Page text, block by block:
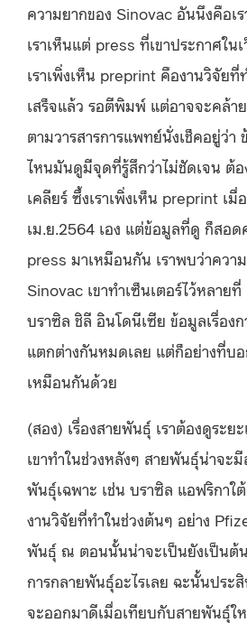
ความยากของ Sinovac อันนึงคือเ
เราเห็นแต่ press ที่เขาประกาศใน
เราเพิ่งเห็น preprint คืองานวิจัย
เสร็จแล้ว รอตีพิมพ์ แต่อาจจะคล้า
ตามวารสารการแพทย์นั่งเช็คอยู่ว่า
ไหนมันดูมีจุดที่รู้สึกว่าไม่ชัดเจน ต้อ
เคลียร์ ซึ้งเราเพิ่งเห็น preprint เ
เม.ย.2564 เอง แต่ข้อมูลที่ดู ก็สอด
press มาเหมือนกัน เราพบว่าควา
Sinovac เขาทำเซ็นเตอร์ไว้หลาย
บราซิล ชิลี อินโดนีเซีย ข้อมูลเรื่อง
แตกต่างกันหมดเลย แต่ก็อย่างที่บอ
เหมือนกันด้วย
(สอง) เรื่องสายพันธุ์ เราต้องดูระย
เขาทำในช่วงหลังๆ สายพันธุ์น่าจะ
พันธุ์เฉพาะ เช่น บราซิล แอฟริกาใ
งานวิจัยที่ทำในช่วงต้นๆ อย่าง
พันธุ์ ณ ตอนนั้นน่าจะเป็นยังเป็นต้
การกลายพันธุ์อะไรเลย ฉะนั้นประ
จะออกมาดีเมื่อเทียบกับสายพันธุ์ใ